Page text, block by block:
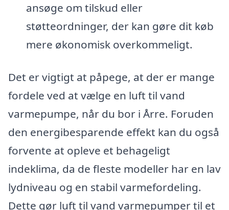
ansøge om tilskud eller
støtteordninger, der kan gøre dit køb
mere økonomisk overkommeligt.
Det er vigtigt at påpege, at der er mange
fordele ved at vælge en luft til vand
varmepumpe, når du bor i Årre. Foruden
den energibesparende effekt kan du også
forvente at opleve et behageligt
indeklima, da de fleste modeller har en lav
lydniveau og en stabil varmefordeling.
Dette gør luft til vand varmepumper til et